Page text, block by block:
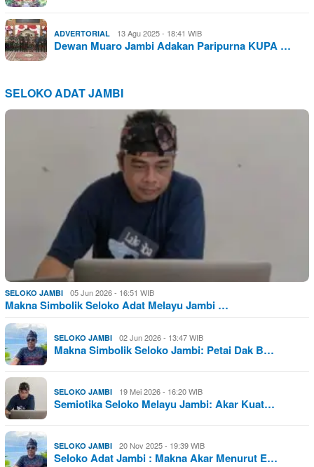
ADVERTORIAL 13 Agu 2025 - 18:41 WIB
Dewan Muaro Jambi Adakan Paripurna KUPA …
SELOKO ADAT JAMBI
SELOKO JAMBI 05 Jun 2026 - 16:51 WIB
Makna Simbolik Seloko Adat Melayu Jambi …
SELOKO JAMBI 02 Jun 2026 - 13:47 WIB
Makna Simbolik Seloko Jambi: Petai Dak B…
SELOKO JAMBI 19 Mei 2026 - 16:20 WIB
Semiotika Seloko Melayu Jambi: Akar Kuat…
SELOKO JAMBI 20 Nov 2025 - 19:39 WIB
Seloko Adat Jambi : Makna Akar Menurut E…